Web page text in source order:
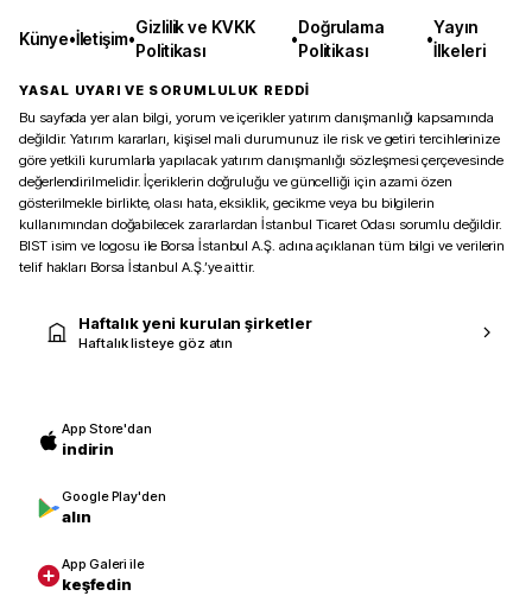
Künye•İletişim•
Gizlilik ve KVKK
Politikası
•
Doğrulama
Politikası
•
Yayın
İlkeleri
YASAL UYARI VE SORUMLULUK REDDİ
Bu sayfada yer alan bilgi, yorum ve içerikler yatırım danışmanlığı kapsamında
değildir. Yatırım kararları, kişisel mali durumunuz ile risk ve getiri tercihlerinize
göre yetkili kurumlarla yapılacak yatırım danışmanlığı sözleşmesi çerçevesinde
değerlendirilmelidir. İçeriklerin doğruluğu ve güncelliği için azami özen
gösterilmekle birlikte, olası hata, eksiklik, gecikme veya bu bilgilerin
kullanımından doğabilecek zararlardan İstanbul Ticaret Odası sorumlu değildir.
BIST isim ve logosu ile Borsa İstanbul A.Ş. adına açıklanan tüm bilgi ve verilerin
telif hakları Borsa İstanbul A.Ş.’ye aittir.
Haftalık yeni kurulan şirketler
Haftalık listeye göz atın
App Store'dan
indirin
Google Play'den
alın
App Galeri ile
keşfedin